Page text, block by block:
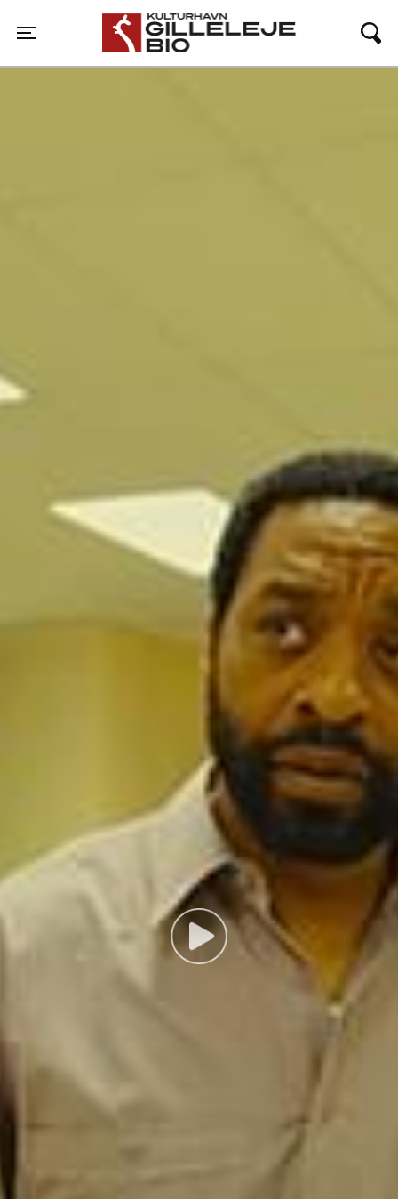
Toggle navigation
Gilleleje Bio